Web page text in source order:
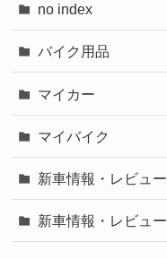
no index
バイク用品
マイカー
マイバイク
新車情報・レビュー
新車情報・レビュー